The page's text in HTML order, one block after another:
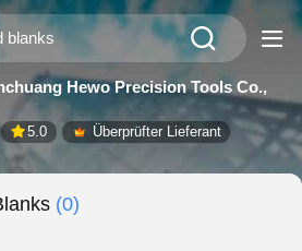
Hewo Precision Tools Co.,
5.0 Überprüfter Lieferant
(0)